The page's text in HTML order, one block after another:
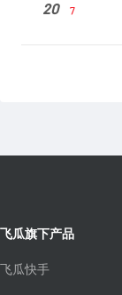
20 7
飞瓜旗下产品
飞瓜快手